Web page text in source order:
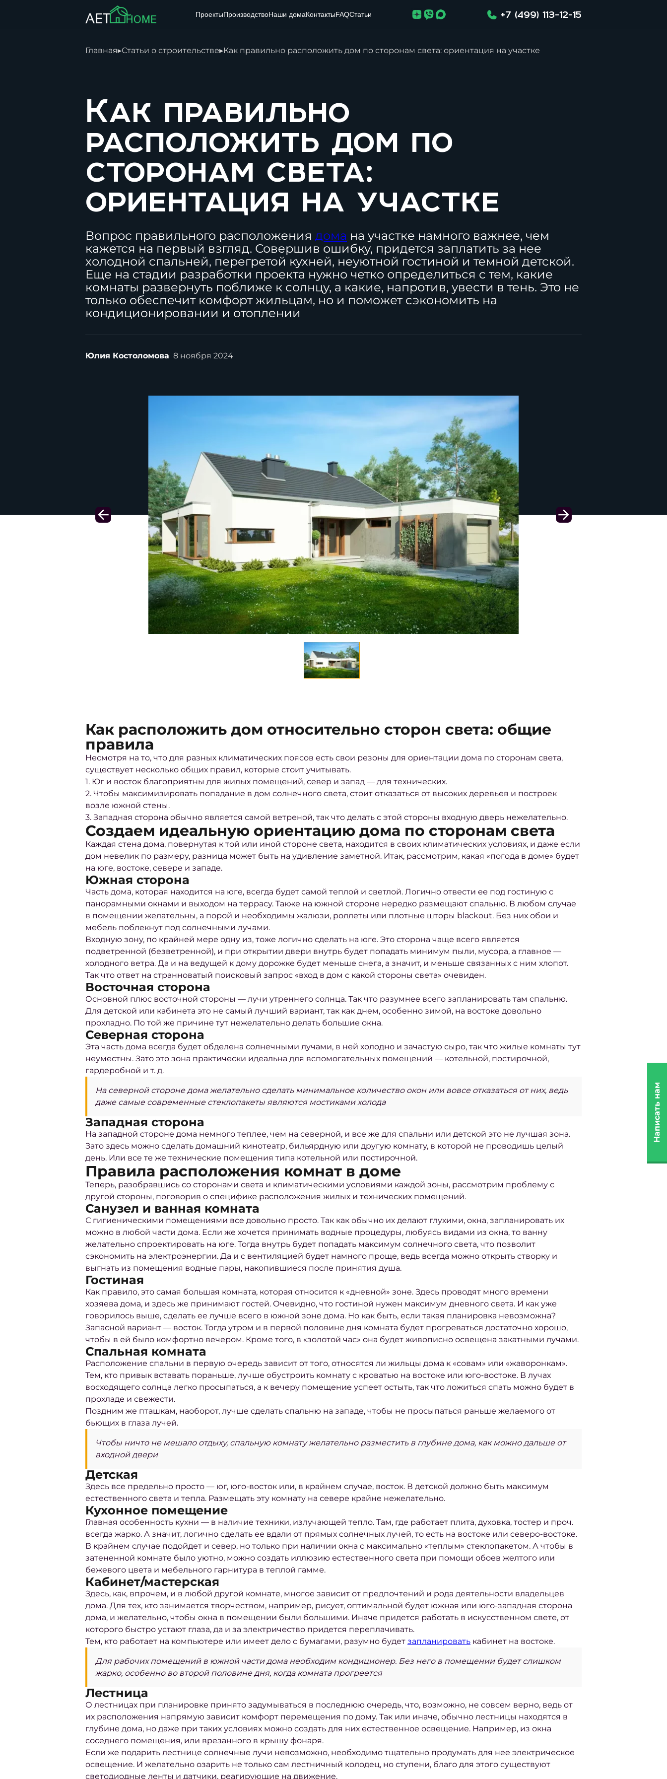
ПроектыПроизводствоНаши домаКонтактыFAQСтатьи +7 (499) 113-12-15
Главная▸Статьи о строительстве▸Как правильно расположить дом по сторонам света: ориентация на участке
Как правильно
расположить дом по
сторонам света:
ориентация на участке
Вопрос правильного расположения дома на участке намного важнее, чем
кажется на первый взгляд. Совершив ошибку, придется заплатить за нее
холодной спальней, перегретой кухней, неуютной гостиной и темной детской.
Еще на стадии разработки проекта нужно четко определиться с тем, какие
комнаты развернуть поближе к солнцу, а какие, напротив, увести в тень. Это не
только обеспечит комфорт жильцам, но и поможет сэкономить на
кондиционировании и отоплении
Юлия Костоломова 8 ноября 2024
Как расположить дом относительно сторон света: общие
правила
Несмотря на то, что для разных климатических поясов есть свои резоны для ориентации дома по сторонам света,
существует несколько общих правил, которые стоит учитывать.
1. Юг и восток благоприятны для жилых помещений, север и запад — для технических.
2. Чтобы максимизировать попадание в дом солнечного света, стоит отказаться от высоких деревьев и построек
возле южной стены.
3. Западная сторона обычно является самой ветреной, так что делать с этой стороны входную дверь нежелательно.
Создаем идеальную ориентацию дома по сторонам света
Каждая стена дома, повернутая к той или иной стороне света, находится в своих климатических условиях, и даже если
дом невелик по размеру, разница может быть на удивление заметной. Итак, рассмотрим, какая «погода в доме» будет
на юге, востоке, севере и западе.
Южная сторона
Часть дома, которая находится на юге, всегда будет самой теплой и светлой. Логично отвести ее под гостиную с
панорамными окнами и выходом на террасу. Также на южной стороне нередко размещают спальню. В любом случае
в помещении желательны, а порой и необходимы жалюзи, роллеты или плотные шторы blackout. Без них обои и
мебель поблекнут под солнечными лучами.
Входную зону, по крайней мере одну из, тоже логично сделать на юге. Это сторона чаще всего является
подветренной (безветренной), и при открытии двери внутрь будет попадать минимум пыли, мусора, а главное —
холодного ветра. Да и на ведущей к дому дорожке будет меньше снега, а значит, и меньше связанных с ним хлопот.
Так что ответ на странноватый поисковый запрос «вход в дом с какой стороны света» очевиден.
Восточная сторона
Основной плюс восточной стороны — лучи утреннего солнца. Так что разумнее всего запланировать там спальню.
Для детской или кабинета это не самый лучший вариант, так как днем, особенно зимой, на востоке довольно
прохладно. По той же причине тут нежелательно делать большие окна.
Северная сторона
Эта часть дома всегда будет обделена солнечными лучами, в ней холодно и зачастую сыро, так что жилые комнаты тут
неуместны. Зато это зона практически идеальна для вспомогательных помещений — котельной, постирочной,
гардеробной и т. д.
На северной стороне дома желательно сделать минимальное количество окон или вовсе отказаться от них, ведь
даже самые современные стеклопакеты являются мостиками холода
Западная сторона
На западной стороне дома немного теплее, чем на северной, и все же для спальни или детской это не лучшая зона.
Зато здесь можно сделать домашний кинотеатр, бильярдную или другую комнату, в которой не проводишь целый
день. Или все те же технические помещения типа котельной или постирочной.
Правила расположения комнат в доме
Теперь, разобравшись со сторонами света и климатическими условиями каждой зоны, рассмотрим проблему с
другой стороны, поговорив о специфике расположения жилых и технических помещений.
Санузел и ванная комната
С гигиеническими помещениями все довольно просто. Так как обычно их делают глухими, окна, запланировать их
можно в любой части дома. Если же хочется принимать водные процедуры, любуясь видами из окна, то ванну
желательно спроектировать на юге. Тогда внутрь будет попадать максимум солнечного света, что позволит
сэкономить на электроэнергии. Да и с вентиляцией будет намного проще, ведь всегда можно открыть створку и
выгнать из помещения водные пары, накопившиеся после принятия душа.
Гостиная
Как правило, это самая большая комната, которая относится к «дневной» зоне. Здесь проводят много времени
хозяева дома, и здесь же принимают гостей. Очевидно, что гостиной нужен максимум дневного света. И как уже
говорилось выше, сделать ее лучше всего в южной зоне дома. Но как быть, если такая планировка невозможна?
Запасной вариант — восток. Тогда утром и в первой половине дня комната будет прогреваться достаточно хорошо,
чтобы в ей было комфортно вечером. Кроме того, в «золотой час» она будет живописно освещена закатными лучами.
Спальная комната
Расположение спальни в первую очередь зависит от того, относятся ли жильцы дома к «совам» или «жаворонкам».
Тем, кто привык вставать пораньше, лучше обустроить комнату с кроватью на востоке или юго-востоке. В лучах
восходящего солнца легко просыпаться, а к вечеру помещение успеет остыть, так что ложиться спать можно будет в
прохладе и свежести.
Поздним же пташкам, наоборот, лучше сделать спальню на западе, чтобы не просыпаться раньше желаемого от
бьющих в глаза лучей.
Чтобы ничто не мешало отдыху, спальную комнату желательно разместить в глубине дома, как можно дальше от
входной двери
Детская
Здесь все предельно просто — юг, юго-восток или, в крайнем случае, восток. В детской должно быть максимум
естественного света и тепла. Размещать эту комнату на севере крайне нежелательно.
Кухонное помещение
Главная особенность кухни — в наличие техники, излучающей тепло. Там, где работает плита, духовка, тостер и проч.
всегда жарко. А значит, логично сделать ее вдали от прямых солнечных лучей, то есть на востоке или северо-востоке.
В крайнем случае подойдет и север, но только при наличии окна с максимально «теплым» стеклопакетом. А чтобы в
затененной комнате было уютно, можно создать иллюзию естественного света при помощи обоев желтого или
бежевого цвета и мебельного гарнитура в теплой гамме.
Кабинет/мастерская
Здесь, как, впрочем, и в любой другой комнате, многое зависит от предпочтений и рода деятельности владельцев
дома. Для тех, кто занимается творчеством, например, рисует, оптимальной будет южная или юго-западная сторона
дома, и желательно, чтобы окна в помещении были большими. Иначе придется работать в искусственном свете, от
которого быстро устают глаза, да и за электричество придется переплачивать.
Тем, кто работает на компьютере или имеет дело с бумагами, разумно будет запланировать кабинет на востоке.
Для рабочих помещений в южной части дома необходим кондиционер. Без него в помещении будет слишком
жарко, особенно во второй половине дня, когда комната прогреется
Лестница
О лестницах при планировке принято задумываться в последнюю очередь, что, возможно, не совсем верно, ведь от
их расположения напрямую зависит комфорт перемещения по дому. Так или иначе, обычно лестницы находятся в
глубине дома, но даже при таких условиях можно создать для них естественное освещение. Например, из окна
соседнего помещения, или врезанного в крышу фонаря.
Если же подарить лестнице солнечные лучи невозможно, необходимо тщательно продумать для нее электрическое
освещение. И желательно озарить не только сам лестничный колодец, но ступени, благо для этого существуют
светодиодные ленты и датчики, реагирующие на движение.
Написать нам